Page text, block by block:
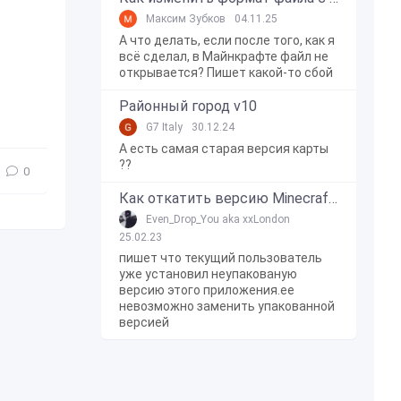
0
Максим Зубков 04.11.25
А что делать, если после того, как я
всё сделал, в Майнкрафте файл не
открывается? Пишет какой-то сбой
Районный город v10
G7 Italy 30.12.24
А есть самая старая версия карты
??
Как откатить версию Minecraft Bedrock Edition на Windows 10?
Even_Drop_You aka xxLondon
25.02.23
пишет что текущий пользователь
уже установил неупакованую
версию этого приложения.ее
невозможно заменить упакованной
версией